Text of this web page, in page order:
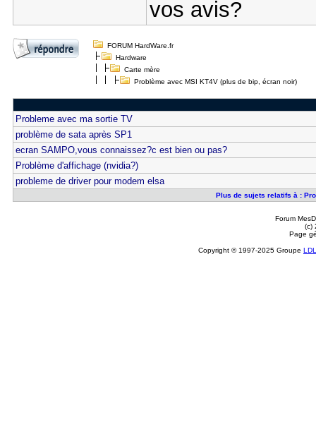
vos avis?
FORUM HardWare.fr
Hardware
Carte mère
Problème avec MSI KT4V (plus de bip, écran noir)
Probleme avec ma sortie TV
problème de sata après SP1
ecran SAMPO,vous connaissez?c est bien ou pas?
Problème d'affichage (nvidia?)
probleme de driver pour modem elsa
Plus de sujets relatifs à :
Forum
(c)
Page
Copyright © 1997-2025 Groupe